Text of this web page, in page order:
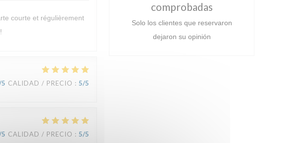
courte et régulièrement
CALIDAD / PRECIO : 5/5
CALIDAD / PRECIO : 5/5
comprobadas
Solo los clientes que reservaron
dejaron su opinión